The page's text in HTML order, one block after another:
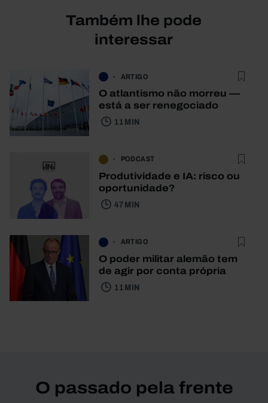
Também lhe pode
interessar
ARTIGO
O atlantismo não morreu —
está a ser renegociado
11 MIN
PODCAST
Produtividade e IA: risco ou
oportunidade?
47 MIN
ARTIGO
O poder militar alemão tem
de agir por conta própria
11 MIN
O passado pela frente